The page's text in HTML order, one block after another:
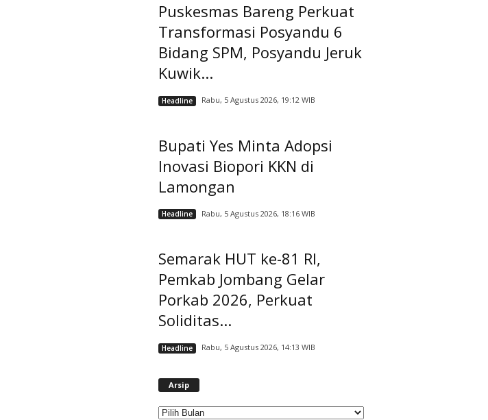
Puskesmas Bareng Perkuat
Transformasi Posyandu 6
Bidang SPM, Posyandu Jeruk
Kuwik...
Headline Rabu, 5 Agustus 2026, 19:12 WIB
Bupati Yes Minta Adopsi
Inovasi Biopori KKN di
Lamongan
Headline Rabu, 5 Agustus 2026, 18:16 WIB
Semarak HUT ke-81 RI,
Pemkab Jombang Gelar
Porkab 2026, Perkuat
Soliditas...
Headline Rabu, 5 Agustus 2026, 14:13 WIB
Arsip
i